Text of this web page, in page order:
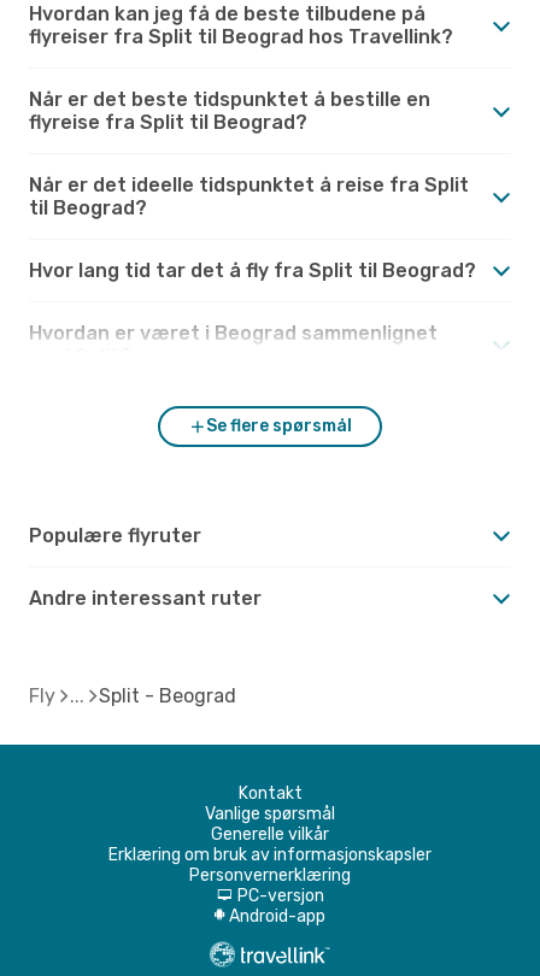
Hvordan kan jeg få de beste tilbudene på
flyreiser fra Split til Beograd hos Travellink?
Når er det beste tidspunktet å bestille en
flyreise fra Split til Beograd?
Når er det ideelle tidspunktet å reise fra Split
til Beograd?
Hvor lang tid tar det å fly fra Split til Beograd?
Hvordan er været i Beograd sammenlignet
Se flere spørsmål
Populære flyruter
Andre interessant ruter
Fly Split - Beograd
Kontakt
Vanlige spørsmål
Generelle vilkår
Erklæring om bruk av informasjonskapsler
Personvernerklæring
d PC-versjon
A Android-app